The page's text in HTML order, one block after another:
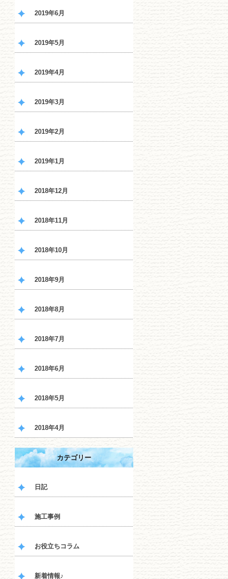
2019年6月
2019年5月
2019年4月
2019年3月
2019年2月
2019年1月
2018年12月
2018年11月
2018年10月
2018年9月
2018年8月
2018年7月
2018年6月
2018年5月
2018年4月
カテゴリー
日記
施工事例
お役立ちコラム
新着情報♪